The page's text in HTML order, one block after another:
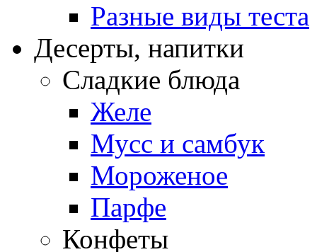
Разные виды теста
Десерты, напитки
Сладкие блюда
Желе
Мусс и самбук
Мороженое
Парфе
Конфеты